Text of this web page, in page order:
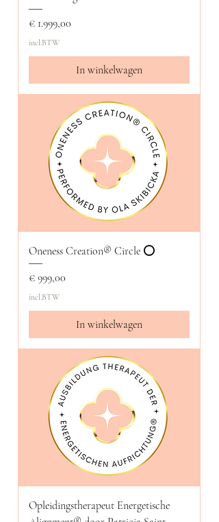
Prijs
€ 1.999,00
incl.BTW
In winkelwagen
Oneness Creation® Circle ⭕
Prijs
€ 999,00
incl.BTW
In winkelwagen
Opleidingstherapeut Energetische